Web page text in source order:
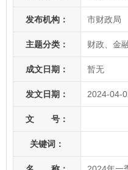
发布机构： 市财政局
主题分类： 财政、金
成文日期： 暂无
发文日期： 2024-04-
文 号：
关键词：